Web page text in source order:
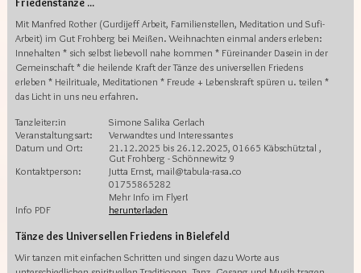
Friedenstänze ...
Mit Manfred Rother (Gurdijeff Arbeit, Familienstellen, Meditation und Sufi-
Arbeit) im Gut Frohberg bei Meißen. Weihnachten einmal anders erleben:
Innehalten * sich selbst liebevoll nahe kommen * Füreinander Dasein in der
Gemeinschaft * die heilende Kraft der Tänze des universellen Friedens
erleben * Heilrituale, Meditationen * Freude + Lebenskraft spüren u. teilen *
das Licht in uns neu erfahren.
Tanzleiter:in
Simone Salika Gerlach
Veranstaltungsart:
Verwandtes und Interessantes
Datum und Ort:
21.12.2025 bis 26.12.2025, 01665 Käbschütztal ,
Gut Frohberg - Schönnewitz 9
Kontaktperson:
Jutta Ernst, mail@tabula-rasa.co
01755865282
Mehr Info im Flyer!
Info PDF
herunterladen
Tänze des Universellen Friedens in Bielefeld
Wir tanzen mit einfachen Schritten und singen dazu Worte aus